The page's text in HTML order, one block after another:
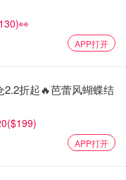
APP打开
2.2折起🔥芭蕾风蝴蝶结
APP打开